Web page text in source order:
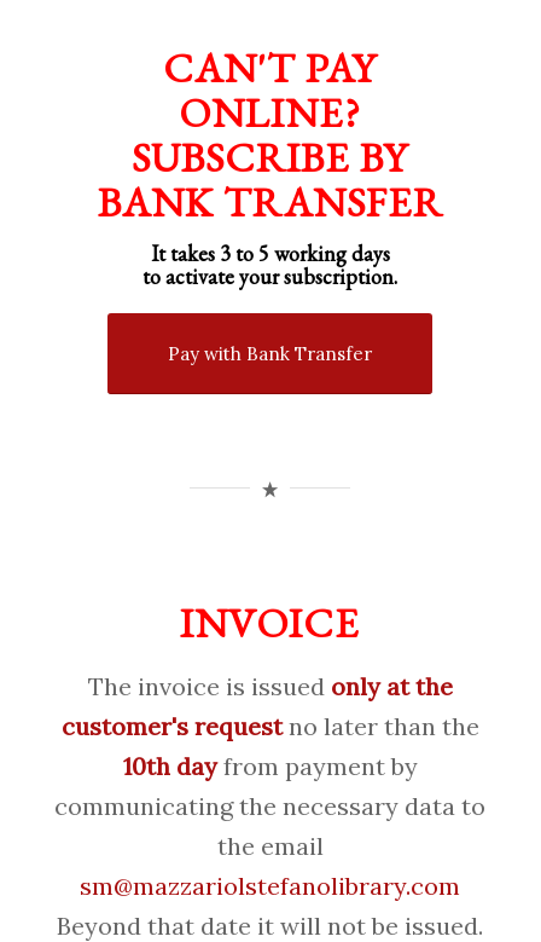
CAN'T PAY
ONLINE?
SUBSCRIBE BY
BANK TRANSFER
It takes 3 to 5 working days
to activate your subscription.
Pay with Bank Transfer
INVOICE
The invoice is issued only at the
customer's requestno later than the
10th dayfrom payment by
communicating the necessary data to
the email
sm@mazzariolstefanolibrary.com
Beyond that date it will not be issued.